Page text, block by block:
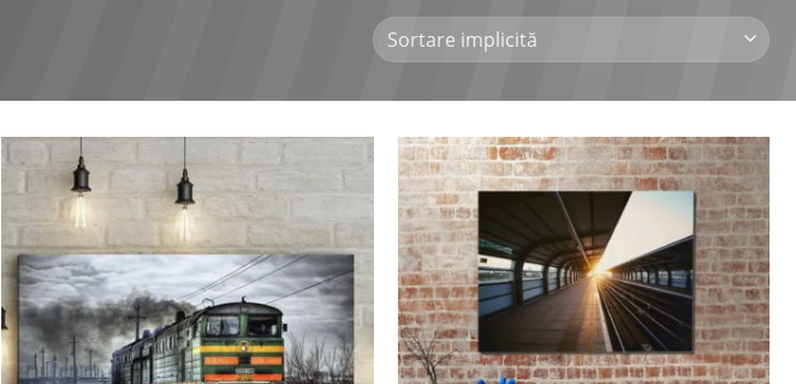
Adaugă
la
favorite
Adaugă
la
favorite